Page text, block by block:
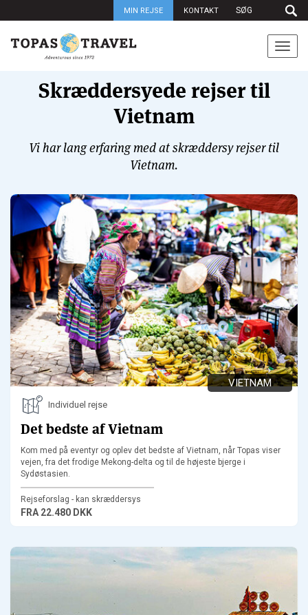
MIN REJSE KONTAKT
Skræddersyede rejser til
Vietnam
Vi har lang erfaring med at skræddersy rejser til
Vietnam.
VIETNAM
Individuel rejse
Det bedste af Vietnam
Kom med på eventyr og oplev det bedste af Vietnam, når Topas viser
vejen, fra det frodige Mekong-delta og til de højeste bjerge i
Sydøstasien.
Rejseforslag - kan skræddersys
FRA 22.480 DKK